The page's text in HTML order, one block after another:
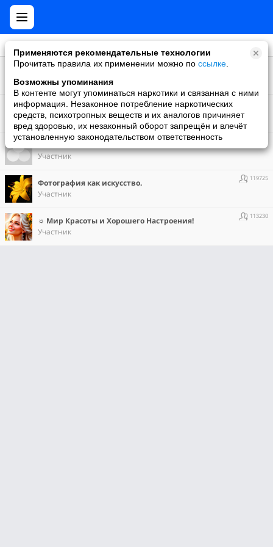
Применяются рекомендательные технологии
Прочитать правила их применении можно по ссылке
Возможны упоминания
В контенте могут упоминаться наркотики и связанная с ними
информация. Незаконное потребление наркотических
средств, психотропных веществ и их аналогов причиняет
вред здоровью, их незаконный оборот запрещён и влечёт
установленную законодательством ответственность
За Тридцать
Участник
Компьютеры и интернет
Участник
Мама - я люблю тебя
Участник
Фотография как искусство.
Участник
119725
☼ Мир Красоты и Хорошего Настроения!
Участник
113230